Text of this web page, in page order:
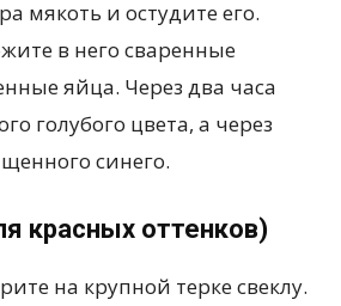
мякоть и остудите его.
в него сваренные
яйца. Через два часа
голубого цвета, а через
синего.
красных оттенков)
на крупной терке свеклу.